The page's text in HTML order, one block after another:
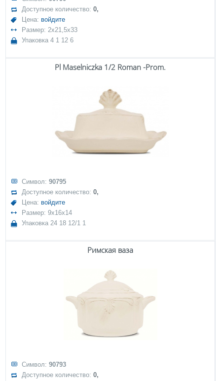
Доступное количество:0,
Цена: войдите
Размер: 2x21,5x33
Упаковка 4 1 12 6
Pl Maselniczka 1/2 Roman -Prom.
Символ:90795
Доступное количество:0,
Цена: войдите
Размер: 9x16x14
Упаковка 24 18 12/1 1
Римская ваза
Символ:90793
Доступное количество:0,